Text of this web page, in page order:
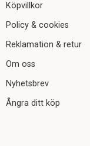
Köpvillkor
Policy & cookies
Reklamation & retur
Om oss
Nyhetsbrev
Ångra ditt köp